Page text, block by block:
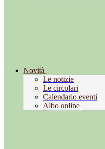
Novità
Le notizie
Le circolari
Calendario eventi
Albo online